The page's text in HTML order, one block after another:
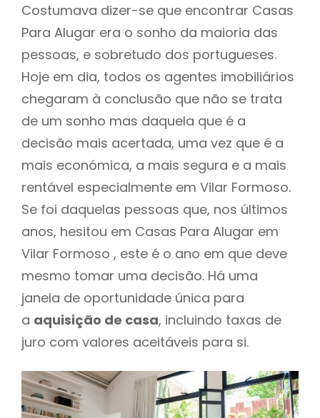
Costumava dizer-se que encontrar Casas
Para Alugar era o sonho da maioria das
pessoas, e sobretudo dos portugueses.
Hoje em dia, todos os agentes imobiliários
chegaram à conclusão que não se trata
de um sonho mas daquela que é a
decisão mais acertada, uma vez que é a
mais económica, a mais segura e a mais
rentável especialmente em Vilar Formoso.
Se foi daquelas pessoas que, nos últimos
anos, hesitou em Casas Para Alugar em
Vilar Formoso , este é o ano em que deve
mesmo tomar uma decisão. Há uma
janela de oportunidade única para
a aquisição de casa, incluindo taxas de
juro com valores aceitáveis para si.